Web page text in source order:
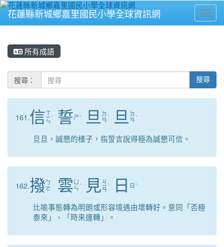
⏸
花蓮縣新城鄉嘉里國民小學全球資訊網
所有成語
搜尋： 搜尋
161.信ㄒ
ㄧ
ㄣ
ˋ 誓ㄕˋ 旦
ㄉ
ㄢˋ 旦
ㄉ
ㄢˋ
旦旦，誠懇的樣子，指誓言說得極為誠懇可信。
162.撥 ㄅ
ㄛ
雲ㄣ ˊ 見 ㄐ
ㄧ
ㄢ
ˋ 日 ㄖ ˋ
比喻事態轉為明朗或形容境遇由壞轉好。意同「否極
泰來」、「時來運轉」。